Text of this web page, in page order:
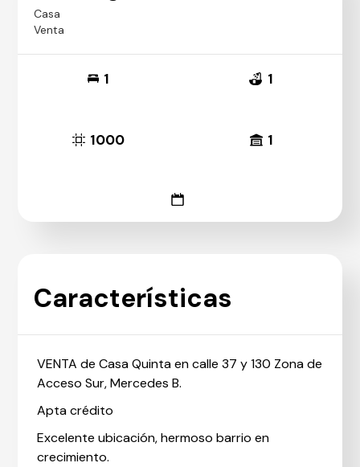
Casa
Venta
1 1
1000 1
Características
VENTA de Casa Quinta en calle 37 y 130 Zona de
Acceso Sur, Mercedes B.
Apta crédito
Excelente ubicación, hermoso barrio en
crecimiento.